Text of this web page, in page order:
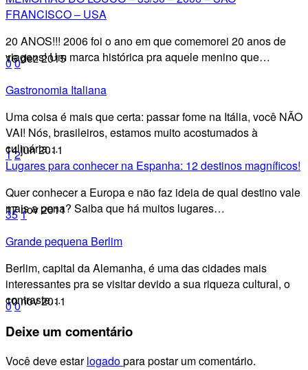
FRANCISCO – USA
20 ANOS!!! 2006 foi o ano em que comemorei 20 anos de
viagens! Um marca histórica pra aquele menino que…
0 0
16 dez 2015
Gastronomia Italiana
Uma coisa é mais que certa: passar fome na Itália, você NÃO
VAI! Nós, brasileiros, estamos muito acostumados à
culinária…
1 2
14 jun 2011
Lugares para conhecer na Espanha: 12 destinos magníficos!
Quer conhecer a Europa e não faz ideia de qual destino vale
mais a pena? Saiba que há muitos lugares…
35 1
17 nov 2011
Grande pequena Berlim
Berlim, capital da Alemanha, é uma das cidades mais
interessantes pra se visitar devido a sua riqueza cultural, o
contraste…
00
10 nov 2011
Deixe um comentário
Você deve estarlogadopara postar um comentário.